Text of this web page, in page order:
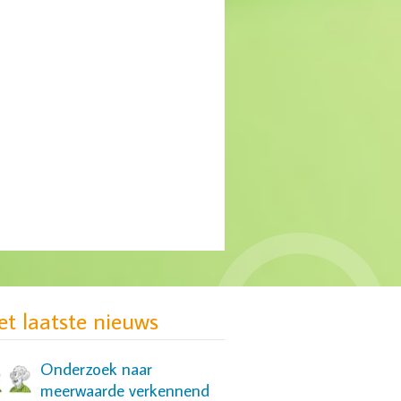
laatste nieuws
MIND: gebrek aan
Onderzoek naar
meerwaarde verkennend